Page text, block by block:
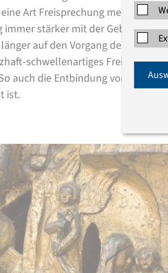
Art Freisprechung meinte. Mit
immer stärker mit der Geburt,
auf den Vorgang der Geburt
schwellenartiges
auch die Entbindung von Mutter
ist.